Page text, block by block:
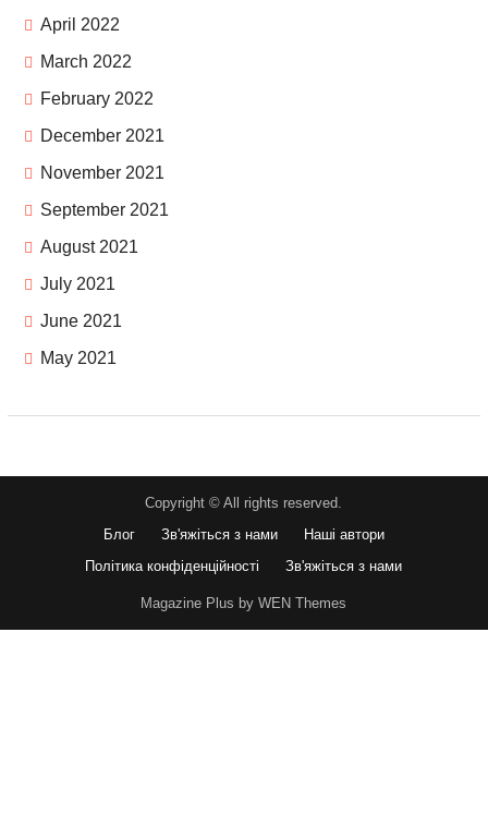
April 2022
March 2022
February 2022
December 2021
November 2021
September 2021
August 2021
July 2021
June 2021
May 2021
Copyright © All rights reserved.
Блог
Зв'яжіться з нами
Наші автори
Політика конфіденційності
Зв'яжіться з нами
Magazine Plus by WEN Themes